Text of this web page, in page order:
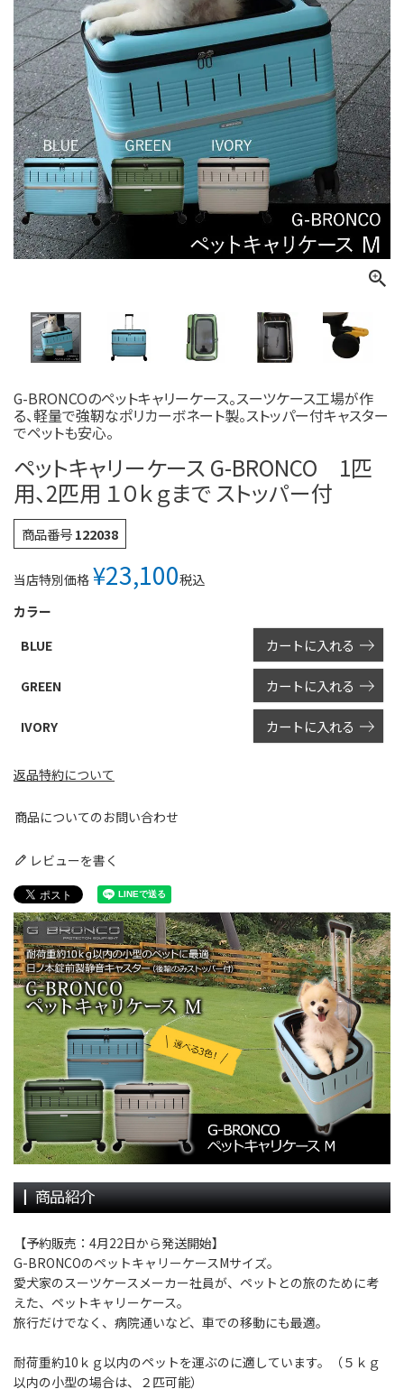
G-BRONCOのペットキャリーケース。スーツケース工場が作
る、軽量で強靭なポリカーボネート製。ストッパー付キャスター
でペットも安心。
ペットキャリーケース G-BRONCO 1匹
用、2匹用 １０ｋｇまで ストッパー付
商品番号122038
当店特別価格 ¥23,100税込
カラー
BLUE
カートに入れる
GREEN カートに入れる
IVORY カートに入れる
返品特約について
商品についてのお問い合わせ
レビューを書く
【予約販売：4月22日から発送開始】
G-BRONCOのペットキャリーケースMサイズ。
愛犬家のスーツケースメーカー社員が、ペットとの旅のために考
えた、ペットキャリーケース。
旅行だけでなく、病院通いなど、車での移動にも最適。
耐荷重約10ｋｇ以内のペットを運ぶのに適しています。（５ｋｇ
以内の小型の場合は、２匹可能）